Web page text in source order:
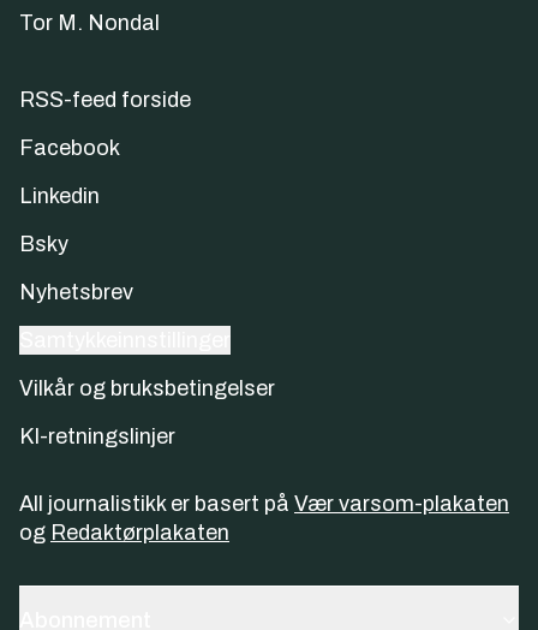
Tor M. Nondal
RSS-feed forside
Facebook
Linkedin
Bsky
Nyhetsbrev
Vilkår og bruksbetingelser
KI-retningslinjer
All journalistikk er basert på Vær varsom-plakaten
og Redaktørplakaten